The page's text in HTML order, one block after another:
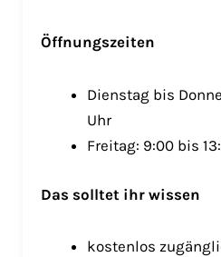
Öffnungszeiten
Dienstag bis
Uhr
Freitag: 9:00 bis
Das solltet ihr wissen
kostenlos